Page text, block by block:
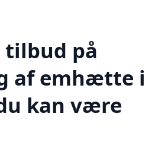
tilbud på
af emhætte i
kan være